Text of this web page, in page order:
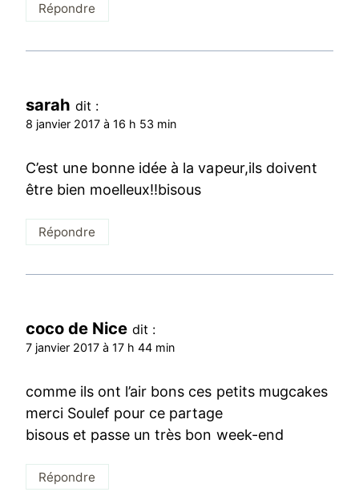
Répondre
sarah dit :
8 janvier 2017 à 16 h 53 min
C’est une bonne idée à la vapeur,ils doivent
être bien moelleux!!bisous
Répondre
coco de Nice dit :
7 janvier 2017 à 17 h 44 min
comme ils ont l’air bons ces petits mugcakes
merci Soulef pour ce partage
bisous et passe un très bon week-end
Répondre